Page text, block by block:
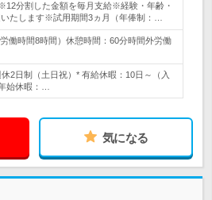
分割した金額を毎月支給※経験・年齢・
たします※試用期間3ヵ月（年俸制：…
働時間8時間）休憩時間：60分時間外労働
2日制（土日祝）* 有給休暇：10日～（入
始休暇：…
気になる